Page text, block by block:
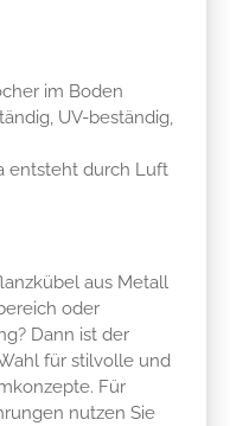
im Boden
UV-beständig,
entsteht durch Luft
aus Metall
oder
Dann ist der
für stilvolle und
Für
nutzen Sie